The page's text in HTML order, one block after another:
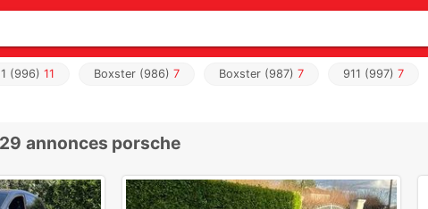
(996) 11 Boxster (986) 7 Boxster (987) 7 911 (997) 7
annonces porsche